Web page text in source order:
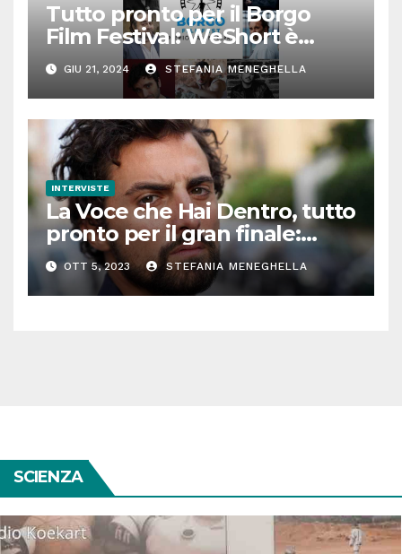
Tutto pronto per il Borgo
Film Festival: WeShort è
partner della prima edizione
GIU 21, 2024 STEFANIA MENEGHELLA
INTERVISTE
La Voce che Hai Dentro, tutto
pronto per il gran finale:
parla Roberto Oliveri
OTT 5, 2023 STEFANIA MENEGHELLA
SCIENZA